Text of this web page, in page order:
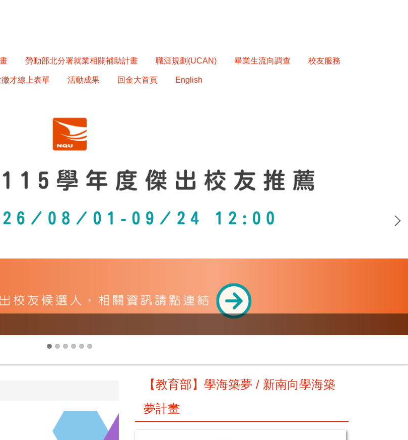
勞動部北分署就業相關補助計畫 職涯規劃(UCAN) 畢業生流向調查 校友服務
徵才線上表單 活動成果 回金大首頁 English
【教育部】學海築夢 / 新南向學海築
夢計畫